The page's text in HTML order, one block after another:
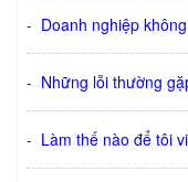
- Doanh nghiệp
- Những lỗi thường
- Làm thế nào để tôi